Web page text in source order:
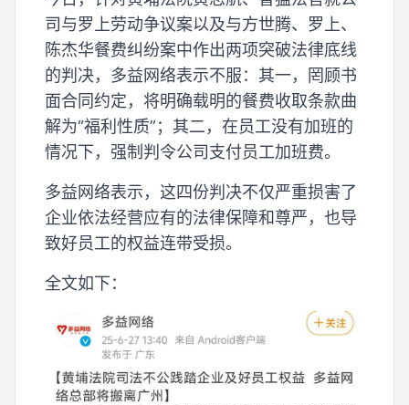
司与罗上劳动争议案以及与方世腾、罗上、
陈杰华餐费纠纷案中作出两项突破法律底线
的判决，多益网络表示不服：其一，罔顾书
面合同约定，将明确载明的餐费收取条款曲
解为“福利性质”；其二，在员工没有加班的
情况下，强制判令公司支付员工加班费。
多益网络表示，这四份判决不仅严重损害了
企业依法经营应有的法律保障和尊严，也导
致好员工的权益连带受损。
全文如下：